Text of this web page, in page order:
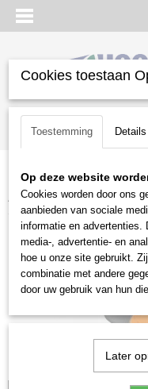
Inloggen Registreren
Home >Gazononderhoud
AS 2 accu
Cookies toestaan
Toestemming Details
Op deze website
Cookies worden door ons
aanbieden van sociale
informatie en advertenties.
media-, advertentie- en
hoe u onze site gebruikt.
combinatie met andere
door uw gebruik van hun
Later